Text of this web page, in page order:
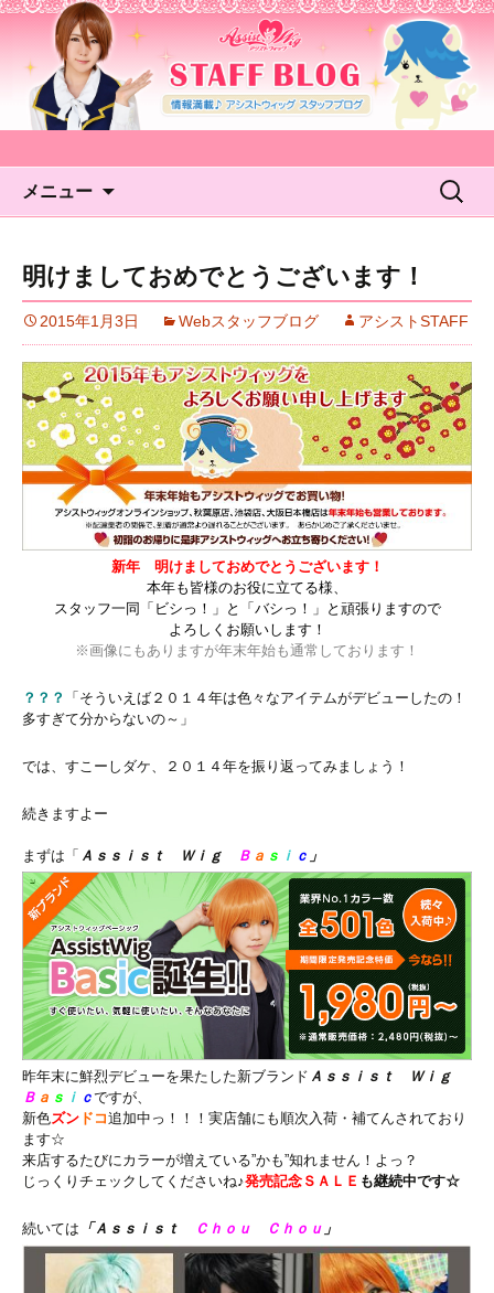
アシストウィッグ STAFF
BLOG
メニュー
検
明けましておめでとうございます！
2015年1月3日 Webスタッフブログ アシストSTAFF
新年 明けましておめでとうございます！
本年も皆様のお役に立てる様、
スタッフ一同「ビシっ！」と「バシっ！」と頑張りますので
よろしくお願いします！
※画像にもありますが年末年始も通常しております！
？？？
「そういえば２０１４年は色々なアイテムがデビューしたの！
多すぎて分からないの～」
では、すこーしダケ、２０１４年を振り返ってみましょう！
続きますよー
まずは「 Ａｓｓｉｓｔ Ｗｉｇ Ｂ ａ ｓ ｉ ｃ 」
昨年末に鮮烈デビューを果たした新ブランド Ａｓｓｉｓｔ Ｗｉｇ
Ｂ ａ ｓ ｉ ｃですが、
新色ズン ドコ追加中っ！！！実店舗にも順次入荷・補てんされており
ます☆
来店するたびにカラーが増えている”かも”知れません！よっ？
じっくりチェックしてくださいね♪発売記念ＳＡＬＥ も継続中です☆
続いては 「 Ａｓｓｉｓｔ Ｃｈｏｕ Ｃｈｏｕ 」